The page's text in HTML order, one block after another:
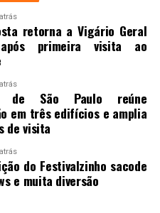
retorna a Vigário Geral
primeira visita ao
de São Paulo reúne
em três edifícios e amplia
de visita
do Festivalzinho sacode
e muita diversão